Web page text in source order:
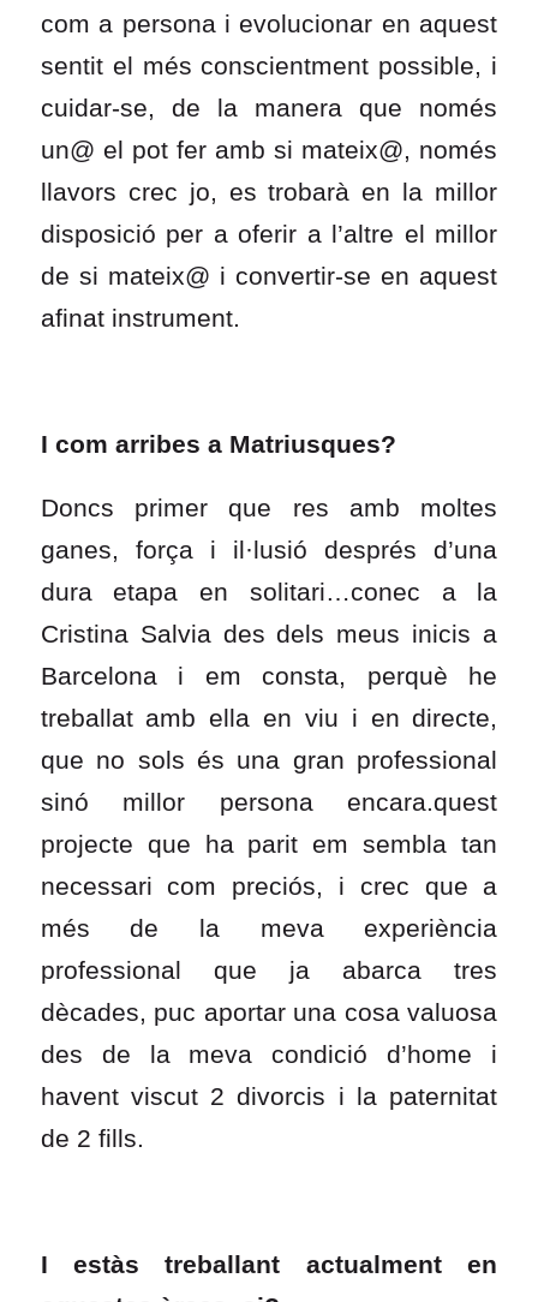
com a persona i evolucionar en aquest
sentit el més conscientment possible, i
cuidar-se, de la manera que només
un@ el pot fer amb si mateix@, només
llavors crec jo, es trobarà en la millor
disposició per a oferir a l’altre el millor
de si mateix@ i convertir-se en aquest
afinat instrument.
I com arribes a Matriusques?
Doncs primer que res amb moltes
ganes, força i il·lusió després d’una
dura etapa en solitari…conec a la
Cristina Salvia des dels meus inicis a
Barcelona i em consta, perquè he
treballat amb ella en viu i en directe,
que no sols és una gran professional
sinó millor persona encara.quest
projecte que ha parit em sembla tan
necessari com preciós, i crec que a
més de la meva experiència
professional que ja abarca tres
dècades, puc aportar una cosa valuosa
des de la meva condició d’home i
havent viscut 2 divorcis i la paternitat
de 2 fills.
I estàs treballant actualment en